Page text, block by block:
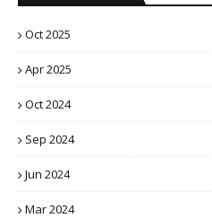
Oct 2025
Apr 2025
Oct 2024
Sep 2024
Jun 2024
Mar 2024